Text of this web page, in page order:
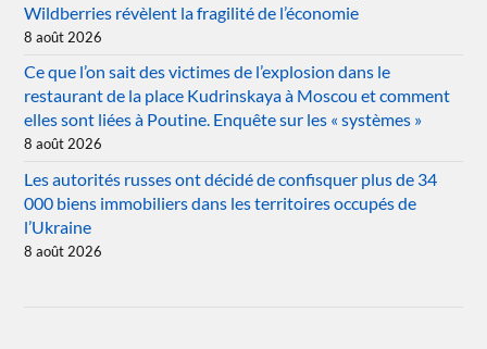
Wildberries révèlent la fragilité de l’économie
8 août 2026
Ce que l’on sait des victimes de l’explosion dans le
restaurant de la place Kudrinskaya à Moscou et comment
elles sont liées à Poutine. Enquête sur les « systèmes »
8 août 2026
Les autorités russes ont décidé de confisquer plus de 34
000 biens immobiliers dans les territoires occupés de
l’Ukraine
8 août 2026